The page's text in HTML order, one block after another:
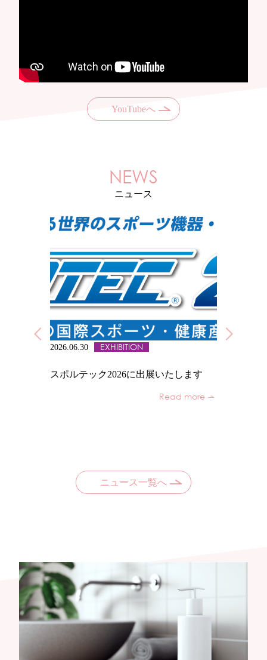
YouTubeへ
NEWS
ニュース
2026.06.30 EXHIBITION
スポルテック2026に出展いたします
Read more
ニュース一覧へ